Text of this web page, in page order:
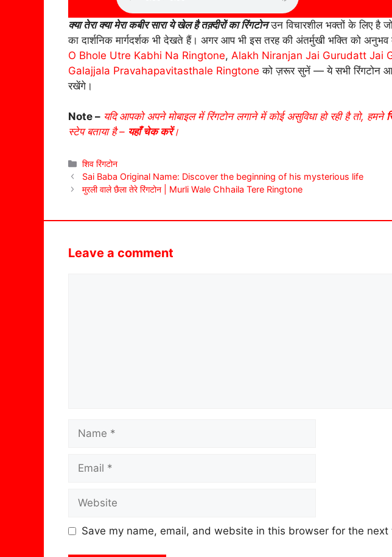
क्या तेरा क्या मेरा कबीर सारा ये खेल है तक़्दीरों का रिंगटोनउन विचारशील भक्तों के लिए है
का दार्शनिक मार्गदर्शक भी देखते हैं। अगर आप भी इस तरह की अंतर्मुखी भक्ति को अनुभव
O Bhole Utre Kabhi Na Ringtone, Alakh Niranjan Jai Gurudatt Jai
Galajjala Pravahapavitasthale Ringtone को ज़रूर सुनें — ये सभी रिंगटोन
रखेंगे।
Note – यदि आपको अपने मोबाइल में रिंगटोन लगाने में कोई असुविधा हो रही है तो, हमने
स्टेप बताया है – यहाँ चेक करें।
Categories
शिव रिंगटोन
Sai Baba Original Name: Discover the beginning of his mysterious life
मुरली वाले छैला तेरे रिंगटोन | Murli Wale Chhaila Tere Ringtone
Leave a comment
Name
Email
Website
Save my name, email, and website in this browser for the next